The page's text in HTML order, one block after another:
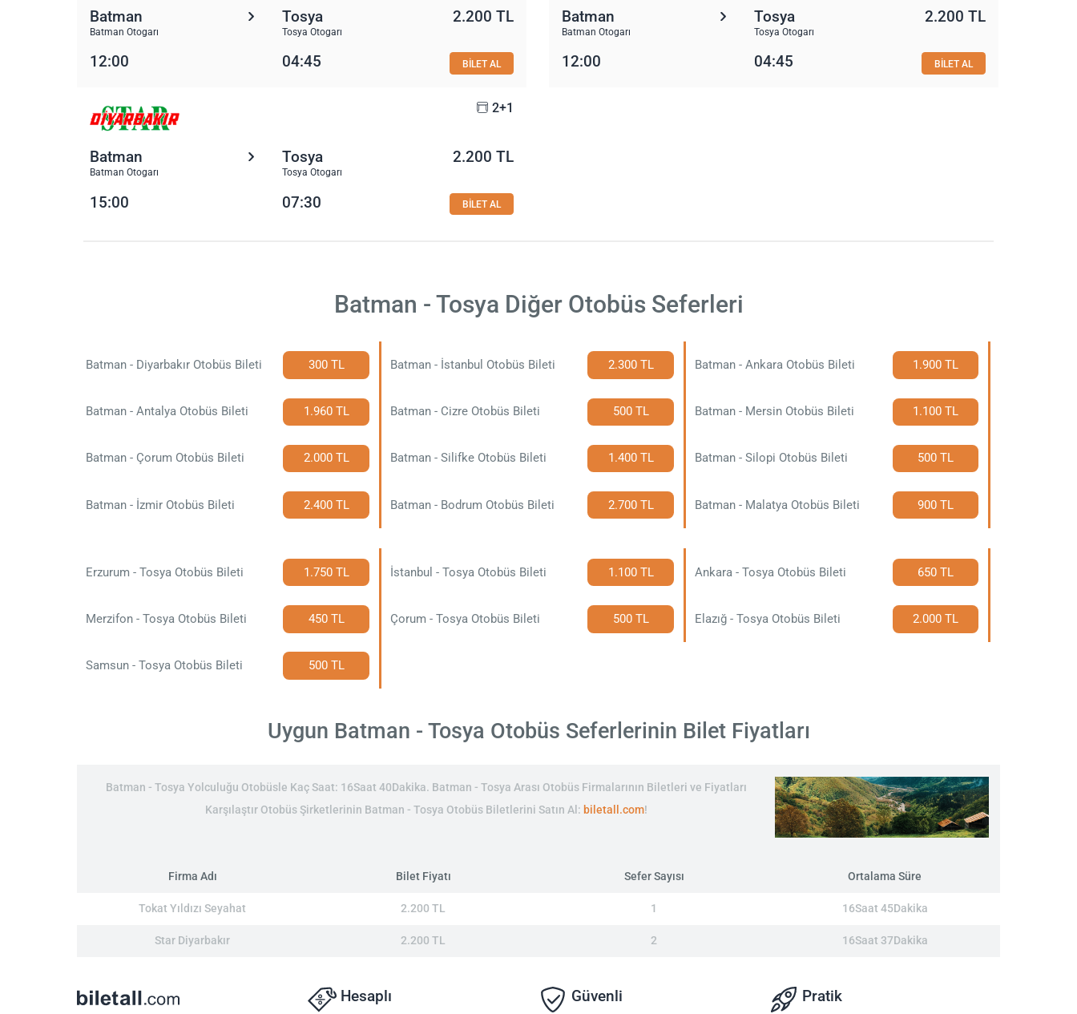
Batman
Batman Otogarı
Tosya
Tosya Otogarı
2.200 TL
12:00 04:45 BİLET AL
Batman
Batman Otogarı
Tosya
Tosya Otogarı
2.200 TL
12:00 04:45 BİLET AL
2+1
Batman
Batman Otogarı
Tosya
Tosya Otogarı
2.200 TL
15:00 07:30 BİLET AL
Batman - Tosya Diğer Otobüs Seferleri
Batman - Diyarbakır Otobüs Bileti 300 TL Batman - İstanbul Otobüs Bileti 2.300 TL Batman - Ankara Otobüs Bileti 1.900 TL
Batman - Antalya Otobüs Bileti 1.960 TL Batman - Cizre Otobüs Bileti 500 TL Batman - Mersin Otobüs Bileti 1.100 TL
Batman - Çorum Otobüs Bileti 2.000 TL Batman - Silifke Otobüs Bileti 1.400 TL Batman - Silopi Otobüs Bileti 500 TL
Batman - İzmir Otobüs Bileti 2.400 TL Batman - Bodrum Otobüs Bileti 2.700 TL Batman - Malatya Otobüs Bileti 900 TL
Erzurum - Tosya Otobüs Bileti 1.750 TL İstanbul - Tosya Otobüs Bileti 1.100 TL Ankara - Tosya Otobüs Bileti 650 TL
Merzifon - Tosya Otobüs Bileti 450 TL Çorum - Tosya Otobüs Bileti 500 TL Elazığ - Tosya Otobüs Bileti 2.000 TL
Samsun - Tosya Otobüs Bileti 500 TL
Uygun Batman - Tosya Otobüs Seferlerinin Bilet Fiyatları
Batman - Tosya Yolculuğu Otobüsle Kaç Saat: 16Saat 40Dakika. Batman - Tosya Arası Otobüs Firmalarının Biletleri ve Fiyatları
Karşılaştır Otobüs Şirketlerinin Batman - Tosya Otobüs Biletlerini Satın Al: biletall.com!
Firma Adı Bilet Fiyatı Sefer Sayısı Ortalama Süre
Tokat Yıldızı Seyahat 2.200 TL 1 16Saat 45Dakika
Star Diyarbakır 2.200 TL 2 16Saat 37Dakika
Hesaplı Güvenli Pratik